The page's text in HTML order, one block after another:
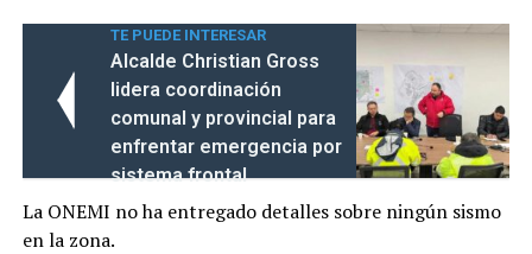
TE PUEDE INTERESAR
Alcalde Christian Gross
lidera coordinación
comunal y provincial para
enfrentar emergencia por
sistema frontal
La ONEMI no ha entregado detalles sobre ningún sismo
en la zona.